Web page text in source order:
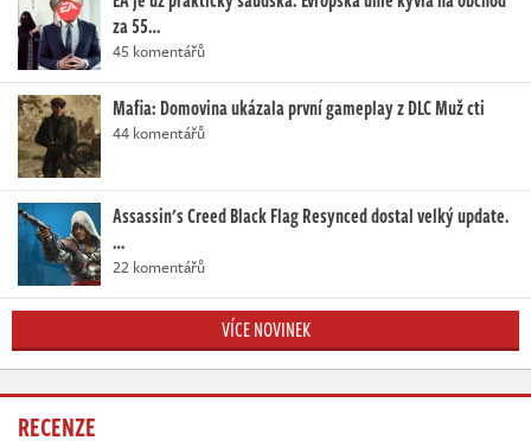
za 55…
45 komentářů
Mafia: Domovina ukázala první gameplay z DLC Muž cti
44 komentářů
Assassin's Creed Black Flag Resynced dostal velký update.
…
22 komentářů
VÍCE NOVINEK
RECENZE